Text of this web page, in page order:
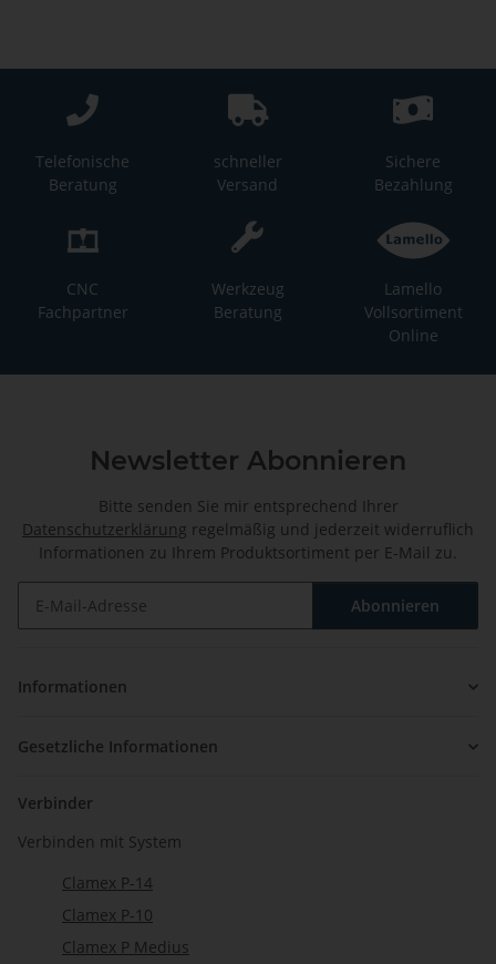
Telefonische
Beratung
schneller
Versand
Sichere
Bezahlung
CNC
Fachpartner
Werkzeug
Beratung
Lamello
Vollsortiment
Online
Newsletter Abonnieren
Bitte senden Sie mir entsprechend Ihrer
Datenschutzerklärung regelmäßig und jederzeit widerruflich
Informationen zu Ihrem Produktsortiment per E-Mail zu.
Abonnieren
Informationen
Gesetzliche Informationen
Verbinder
Verbinden mit System
Clamex P-14
Clamex P-10
Clamex P Medius